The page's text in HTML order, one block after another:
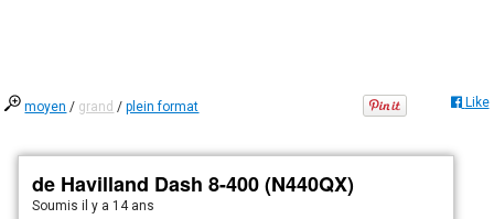
moyen / grand /plein format Like
de Havilland Dash 8-400 (N440QX)
Soumisil y a 14 ans